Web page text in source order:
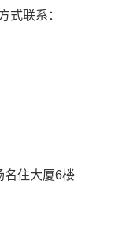
式联系：
名住大厦6楼